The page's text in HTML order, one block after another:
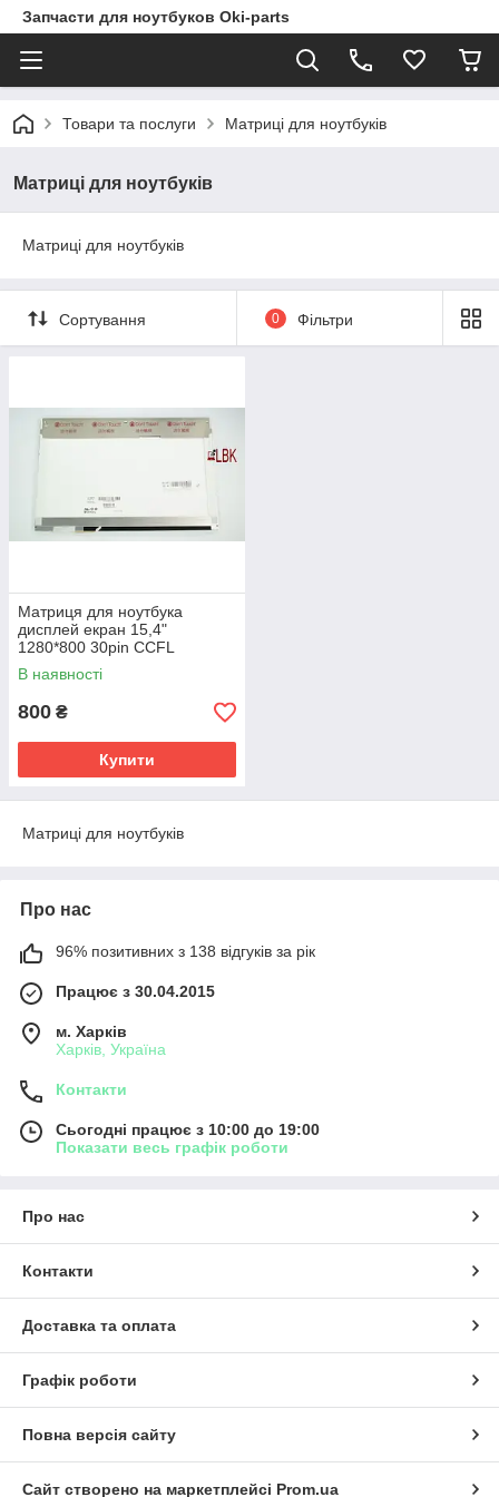
Запчасти для ноутбуков Oki-parts
Товари та послуги Матриці для ноутбуків
Матриці для ноутбуків
Матриці для ноутбуків
Сортування 0 Фільтри
Матриця для ноутбука
дисплей екран 15,4"
1280*800 30pin CCFL
B154EW01 LTN154X3-L06
CLAA154AWP05A
В наявності
800 ₴
Купити
Матриці для ноутбуків
Про нас
96% позитивних з 138 відгуків за рік
Працює з 30.04.2015
м. Харків
Харків, Україна
Контакти
Сьогодні працює з 10:00 до 19:00
Показати весь графік роботи
Про нас
Контакти
Доставка та оплата
Графік роботи
Повна версія сайту
Сайт створено на маркетплейсі Prom.ua